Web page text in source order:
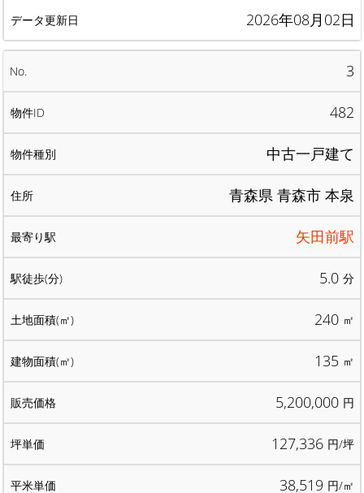
2026年08月02日
3
482
中古一戸建て
青森県 青森市 本泉
矢田前駅
5.0 分
240 ㎡
135 ㎡
5,200,000 円
127,336 円/坪
38,519 円/㎡